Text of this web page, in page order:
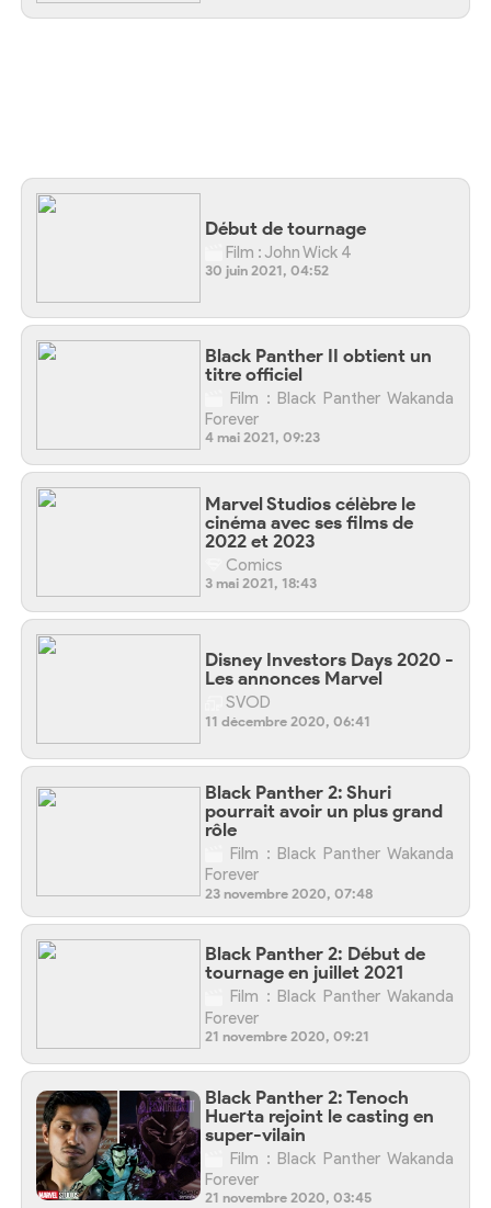
Début de tournage
Film : John Wick 4
30 juin 2021, 04:52
Black Panther II obtient un
titre officiel
Film : Black Panther Wakanda
Forever
4 mai 2021, 09:23
Marvel Studios célèbre le
cinéma avec ses films de
2022 et 2023
Comics
3 mai 2021, 18:43
Disney Investors Days 2020 -
Les annonces Marvel
SVOD
11 décembre 2020, 06:41
Black Panther 2: Shuri
pourrait avoir un plus grand
rôle
Film : Black Panther Wakanda
Forever
23 novembre 2020, 07:48
Black Panther 2: Début de
tournage en juillet 2021
Film : Black Panther Wakanda
Forever
21 novembre 2020, 09:21
Black Panther 2: Tenoch
Huerta rejoint le casting en
super-vilain
Film : Black Panther Wakanda
Forever
21 novembre 2020, 03:45